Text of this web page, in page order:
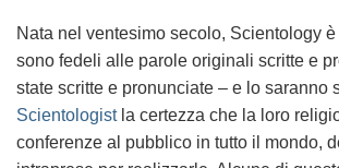
Nata nel ventesimo secolo, Scientology
sono fedeli alle parole originali scritte e
state scritte e pronunciate – e lo saranno
Scientologistla certezza che la loro
conferenze al pubblico in tutto il mondo,